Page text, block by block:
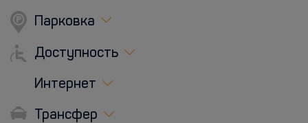
Парковка
Доступность
Интернет
Трансфер